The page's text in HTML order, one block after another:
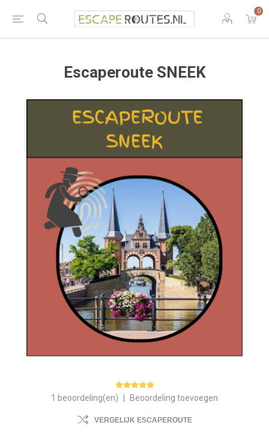
0
Escaperoute SNEEK
1 beoordeling(en) Beoordeling toevoegen
VERGELIJK ESCAPEROUTE